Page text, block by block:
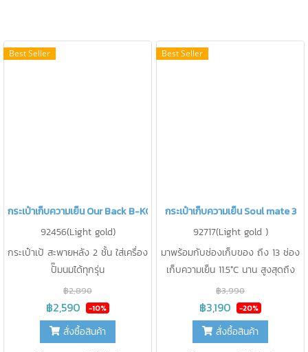
Best Seller
กระเป๋าเก็บความเย็น Our Back B-KOOL
92456(Light gold)
กระเป๋าเป้ สะพายหลัง 2 ชั้น ใส่เครื่อง
ปั๊มนมได้ทุกรุ่น
฿2,890
฿2,590 -10%
สั่งซื้อสินค้า
Best Seller
กระเป๋าเก็บความเย็น Soul mate 3
92717(Light gold )
มาพร้อมกับช่องเก็บของ ถึง 13 ช่อง
เก็บความเย็น 11.5°C นาน สูงสุดถึง
20 ชม. แยกกระเป๋าออกได้เป็น 2 ใบ
ถือ/ สะพายหลัง / สะพาย ข้างได้
฿3,990
฿3,190 -20%
สั่งซื้อสินค้า